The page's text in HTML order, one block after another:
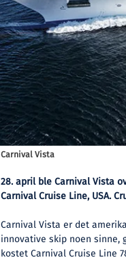
Carnival Vista
28. april ble Carnival Vista
Carnival Cruise Line, USA.
Carnival Vista er det
innovative skip noen sinne,
kostet Carnival Cruise Line